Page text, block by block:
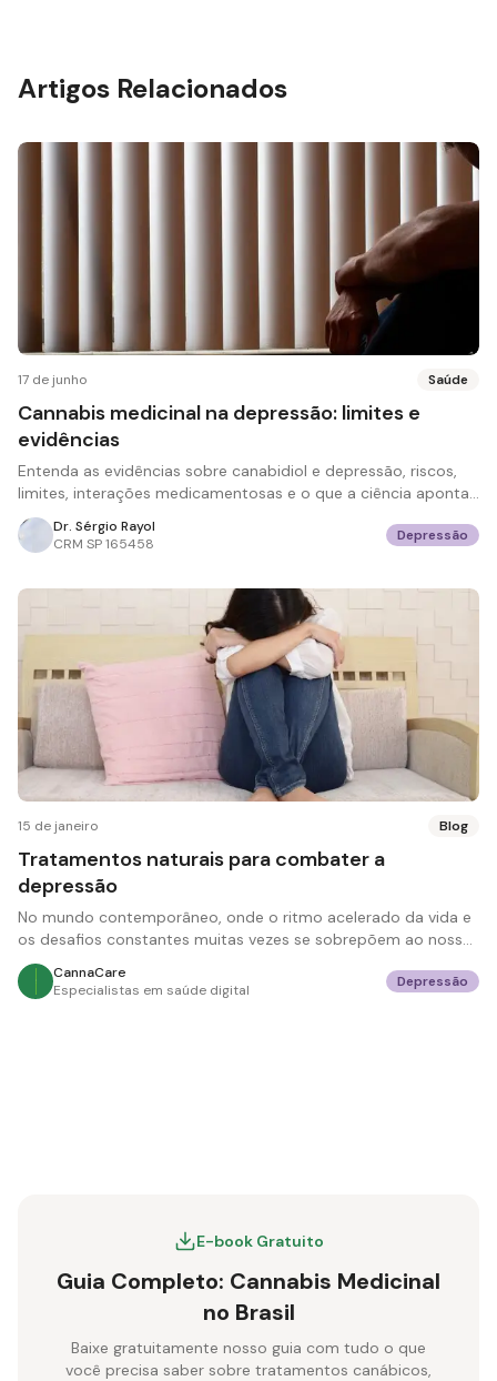
Artigos Relacionados
17 de junho Saúde
Cannabis medicinal na depressão: limites e
evidências
Entenda as evidências sobre canabidiol e depressão, riscos,
limites, interações medicamentosas e o que a ciência aponta
em 2026.
Dr. Sérgio Rayol
CRM SP 165458 Depressão
15 de janeiro Blog
Tratamentos naturais para combater a
depressão
No mundo contemporâneo, onde o ritmo acelerado da vida e
os desafios constantes muitas vezes se sobrepõem ao nosso
bem-estar, a depressão se estabelec
CannaCare
Especialistas em saúde digital
Depressão
E-book Gratuito
Guia Completo: Cannabis Medicinal
no Brasil
Baixe gratuitamente nosso guia com tudo o que
você precisa saber sobre tratamentos canábicos,